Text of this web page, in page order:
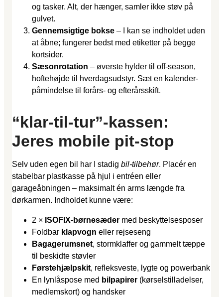
og tasker. Alt, der hænger, samler ikke støv på
gulvet.
Gennemsigtige bokse – I kan se indholdet uden
at åbne; fungerer bedst med etiketter på begge
kortsider.
Sæsonrotation – øverste hylder til off-season,
hoftehøjde til hverdagsudstyr. Sæt en kalender­
påmindelse til forårs- og efterårsskift.
“klar-til-tur”-kassen:
Jeres mobile pit-stop
Selv uden egen bil har I stadig bil-tilbehør. Placér en
stabelbar plastkasse på hjul i entréen eller
garageåbningen – maksimalt én arms længde fra
dørkarmen. Indholdet kunne være:
2 × ISOFIX-børnesæder med beskyttelsesposer
Foldbar klapvogn eller rejseseng
Bagagerumsnet, stormklaffer og gammelt tæppe
til beskidte støvler
Førstehjælpskit, refleksveste, lygte og powerbank
En lynlåspose med bilpapirer (kørselstilladelser,
medlemskort) og handsker